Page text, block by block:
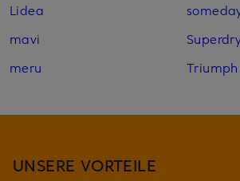
Lidea
mavi
meru
Triumph
UNSERE VORTEILE